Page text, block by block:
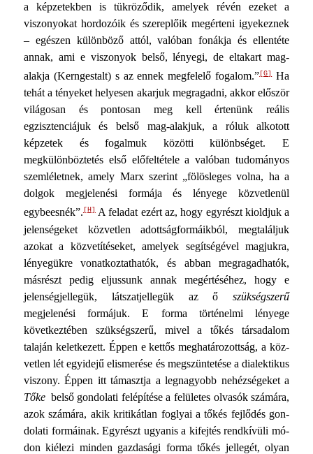
a képzetekben is tükröződik, amelyek révén ezeket a
viszonyo­kat hordozóik és szereplőik megérteni igyekeznek
– egészen különböző attól, valóban fonákja és ellentéte
annak, ami e viszonyok belső, lényegi, de eltakart mag-
alakja (Kerngestalt) s az ennek megfelelő fogalom.” [G] Ha
tehát a tényeket helye­sen akarjuk megragadni, akkor először
világosan és pontosan meg kell értenünk reális
egzisztenciájuk és belső mag-alakjuk, a róluk alkotott
képzetek és fogalmuk közötti különbséget. E
megkülönböztetés első előfeltétele a valóban tudományos
szemléletnek, amely Marx szerint „fölösleges volna, ha a
dol­gok megjelenési formája és lényege közvetlenül
egybeesnék”. [H] A feladat ezért az, hogy egyrészt kioldjuk a
jelenségeket közvetlen adottságformáikból, megtaláljuk
azokat a közvetítése­ket, amelyek segítségével magjukra,
lényegükre vonatkoztathatók, és abban megragadhatók,
másrészt pedig eljussunk an­nak megértéséhez, hogy e
jelenségjellegük, látszatjellegük az őszükségszerű
megjelenési formájuk. E forma történelmi lé­nyege
következtében szükségszerű, mivel a tőkés társadalom
talaján keletkezett. Éppen e kettős meghatározottság, a köz­
vetlen lét egyidejű elismerése és megszüntetése a dialektikus
viszony. Éppen itt támasztja a legnagyobb nehézségeket a
Tőke belső gondolati felépítése a felületes olvasók számára,
azok számára, akik kritikátlan foglyai a tőkés fejlődés gon­
dolati formáinak. Egyrészt ugyanis a kifejtés rendkívüli mó­
don kiélezi minden gazdasági forma tőkés jellegét, olyan